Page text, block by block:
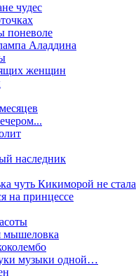
чудес
поневоле
Аладдина
женщин
наследник
чуть Кикиморой не стала
на принцессе
мышеловка
музыки одной…